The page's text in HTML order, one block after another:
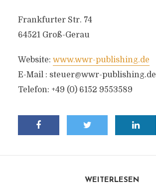
Frankfurter Str. 74
64521 Groß-Gerau
Website: www.wwr-publishing.de
E-Mail : steuer@wwr-publishing.de
Telefon: +49 (0) 6152 9553589
WEITERLESEN